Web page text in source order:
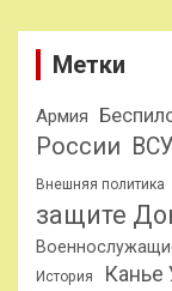
Метки
Армия
России ВСУ
Внешняя политика
защите
История Канье